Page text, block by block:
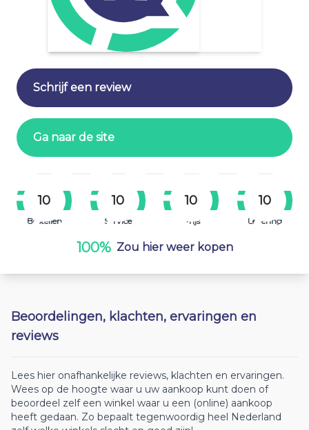
Schrijf een review
Ga naar de site
10
Bestellen
10
Service
10
Prijs
10
Levering
100% Zou hier weer kopen
Beoordelingen, klachten, ervaringen en
reviews
Lees hier onafhankelijke reviews, klachten en ervaringen.
Wees op de hoogte waar u uw aankoop kunt doen of
beoordeel zelf een winkel waar u een (online) aankoop
heeft gedaan. Zo bepaalt tegenwoordig heel Nederland